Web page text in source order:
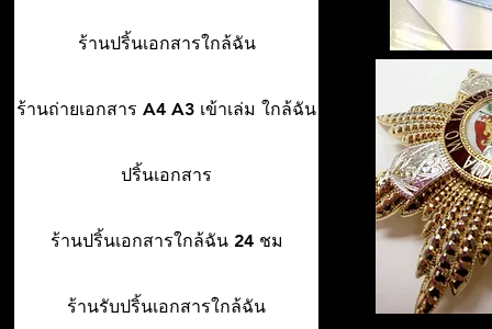
ร้านปริ้นเอกสารใกล้ฉัน
ร้านถ่ายเอกสาร A4 A3 เข้าเล่ม ใกล้ฉัน
ปริ้นเอกสาร
ร้านปริ้นเอกสารใกล้ฉัน 24 ชม
ร้านรับปริ้นเอกสารใกล้ฉัน